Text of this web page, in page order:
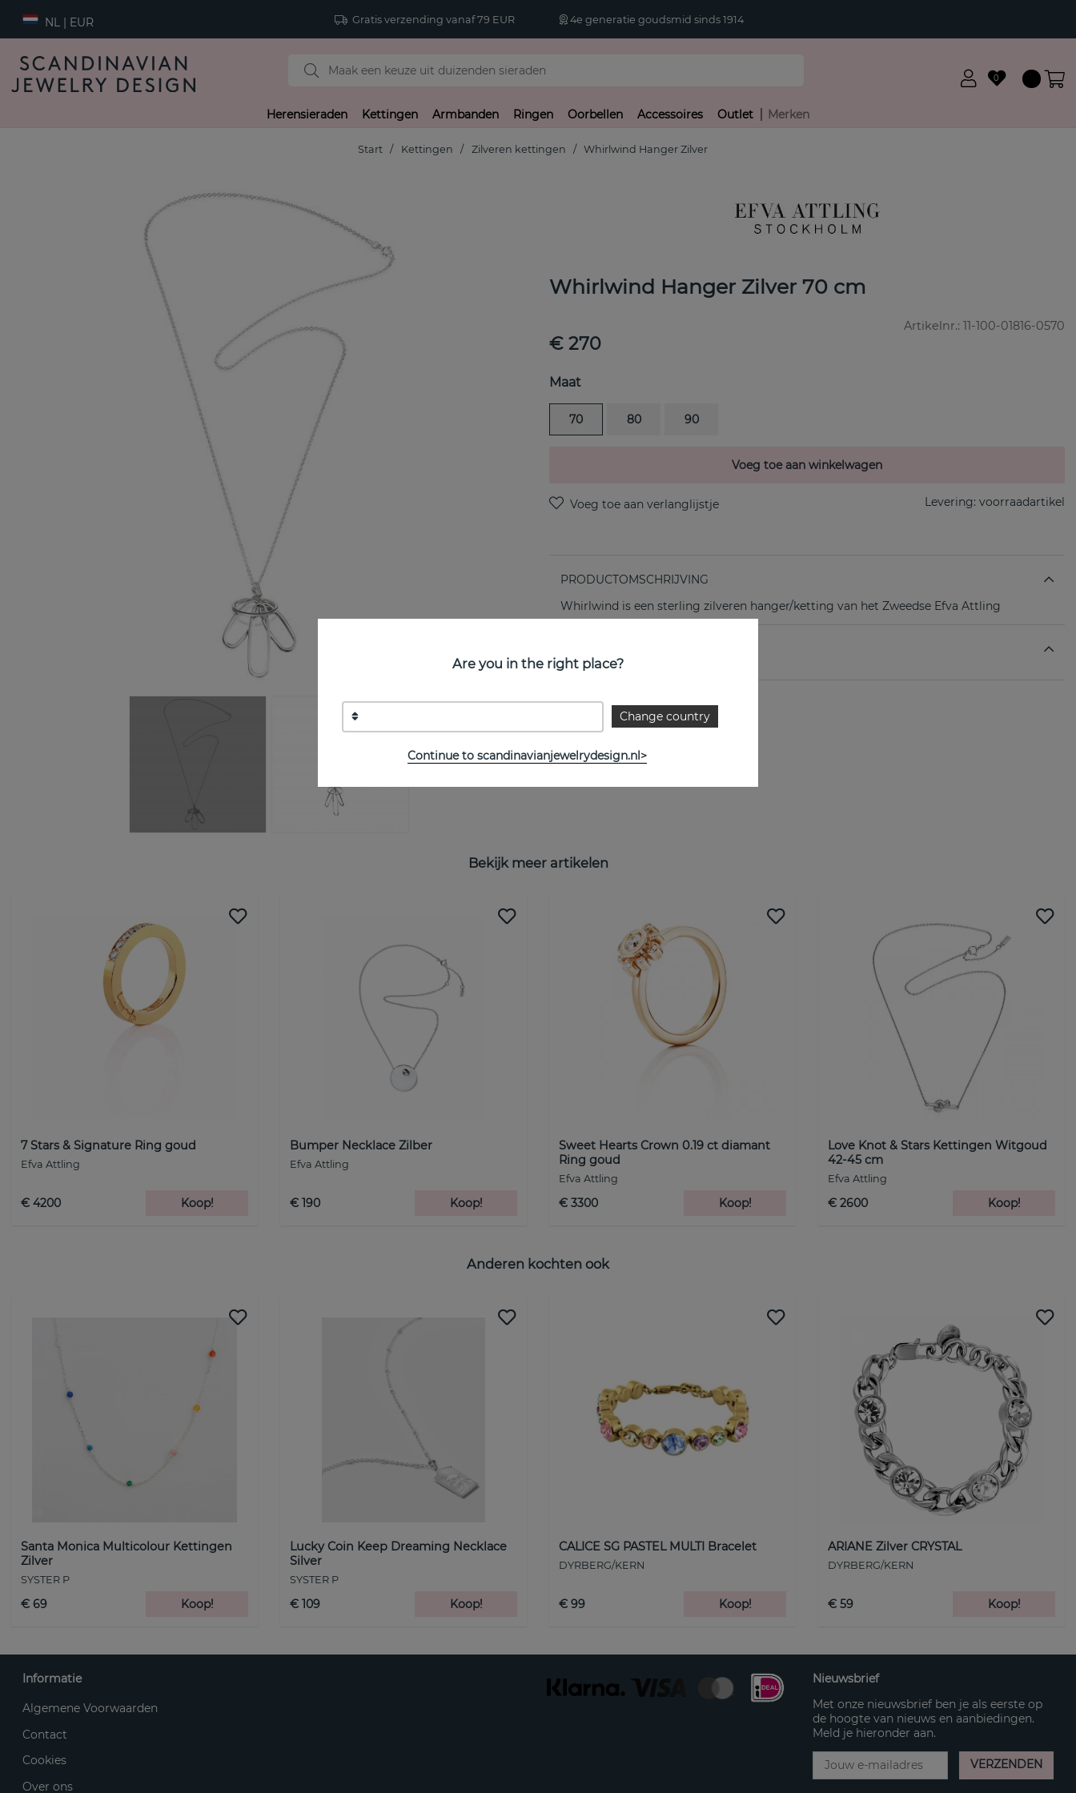
NL | EUR Gratis verzending vanaf 79 EUR 4e generatie goudsmid sinds 1914
0
Herensieraden Kettingen Armbanden Ringen Oorbellen Accessoires Outlet Merken
Start Kettingen Zilveren kettingen Whirlwind Hanger Zilver
Whirlwind Hanger Zilver 70 cm
Artikelnr.: 11-100-01816-0570
€ 270
Maat
70 80 90
Voeg toe aan winkelwagen
Levering: voorraadartikel
PRODUCTOMSCHRIJVING
Whirlwind is een sterling zilveren hanger/ketting van het Zweedse Efva Attling
Bekijk meer artikelen
7 Stars & Signature Ring goud
Efva Attling
€ 4200 Koop!
Bumper Necklace Zilber
Efva Attling
€ 190 Koop!
Sweet Hearts Crown 0.19 ct diamant
Ring goud
Efva Attling
€ 3300 Koop!
Love Knot & Stars Kettingen Witgoud
42-45 cm
Efva Attling
€ 2600 Koop!
Anderen kochten ook
Santa Monica Multicolour Kettingen
Zilver
SYSTER P
€ 69 Koop!
Lucky Coin Keep Dreaming Necklace
Silver
SYSTER P
€ 109 Koop!
CALICE SG PASTEL MULTI Bracelet
DYRBERG/KERN
€ 99 Koop!
ARIANE Zilver CRYSTAL
DYRBERG/KERN
€ 59 Koop!
Are you in the right place?
Change country
Continue to scandinavianjewelrydesign.nl>
Informatie
Algemene Voorwaarden
Contact
Cookies
Over ons
Nieuwsbrief
Met onze nieuwsbrief ben je als eerste op
de hoogte van nieuws en aanbiedingen.
Meld je hieronder aan.
VERZENDEN